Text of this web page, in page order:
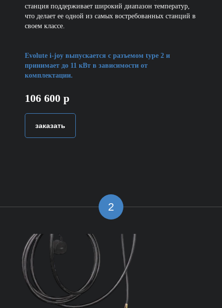
станция поддерживает широкий диапазон температур,
что делает ее одной из самых востребованных станций в
своем классе.
Evolute i-joy выпускается с разъемом type 2 и
принимает до 11 кВт в зависимости от
комплектации.
106 600 р
заказать
2